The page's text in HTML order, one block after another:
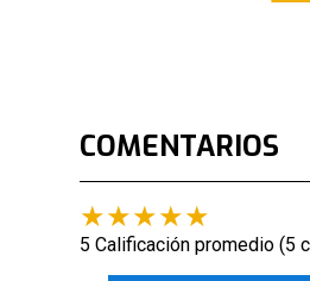
COMENTARIOS
★★★★★
5 Calificación promedio (5